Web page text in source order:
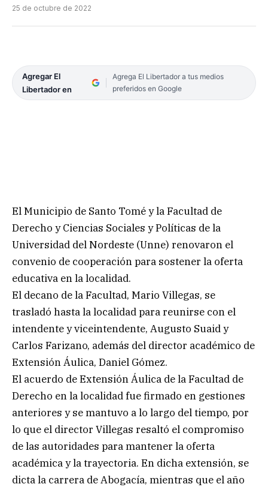
25 de octubre de 2022
Agregar El
Libertador en
Agrega El Libertador a tus medios
preferidos en Google
El Municipio de Santo Tomé y la Facultad de
Derecho y Ciencias Sociales y Políticas de la
Universidad del Nordeste (Unne) renovaron el
convenio de cooperación para sostener la oferta
educativa en la localidad.
El decano de la Facultad, Mario Villegas, se
trasladó hasta la localidad para reunirse con el
intendente y viceintendente, Augusto Suaid y
Carlos Farizano, además del director académico de
Extensión Áulica, Daniel Gómez.
El acuerdo de Extensión Áulica de la Facultad de
Derecho en la localidad fue firmado en gestiones
anteriores y se mantuvo a lo largo del tiempo, por
lo que el director Villegas resaltó el compromiso
de las autoridades para mantener la oferta
académica y la trayectoria. En dicha extensión, se
dicta la carrera de Abogacía, mientras que el año